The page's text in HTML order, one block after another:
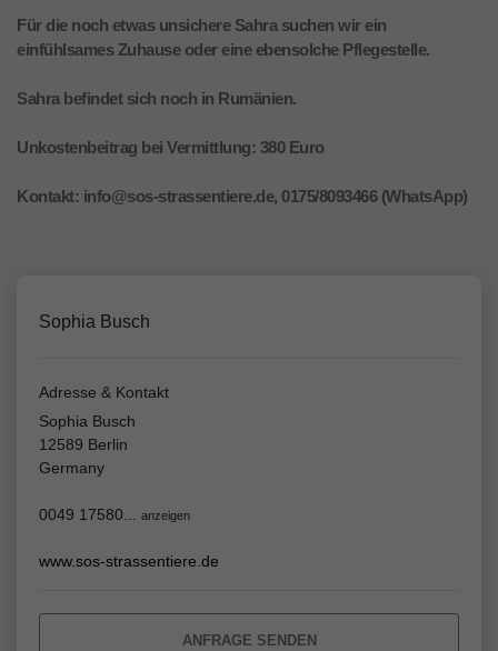
Für die noch etwas unsichere Sahra suchen wir ein
einfühlsames Zuhause oder eine ebensolche Pflegestelle.
Sahra befindet sich noch in Rumänien.
Unkostenbeitrag bei Vermittlung: 380 Euro
Kontakt: info@sos-strassentiere.de, 0175/8093466 (WhatsApp)
Sophia Busch
Adresse & Kontakt
Sophia Busch
12589 Berlin
Germany
0049 17580... anzeigen
www.sos-strassentiere.de
ANFRAGE SENDEN